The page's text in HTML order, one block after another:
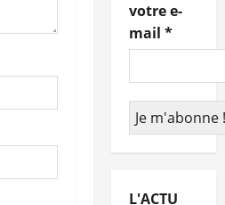
votre e-
mail *
L'ACTU